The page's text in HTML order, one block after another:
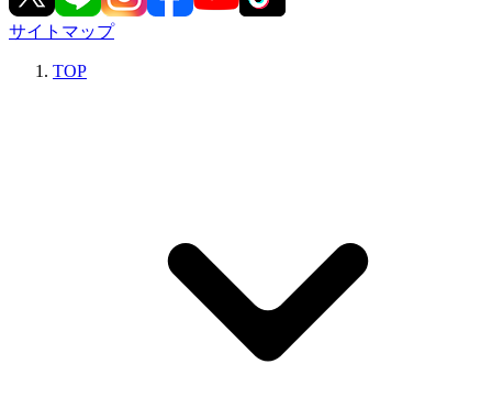
サイトマップ
TOP